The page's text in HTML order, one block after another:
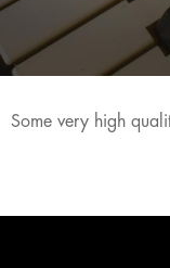
Some very high